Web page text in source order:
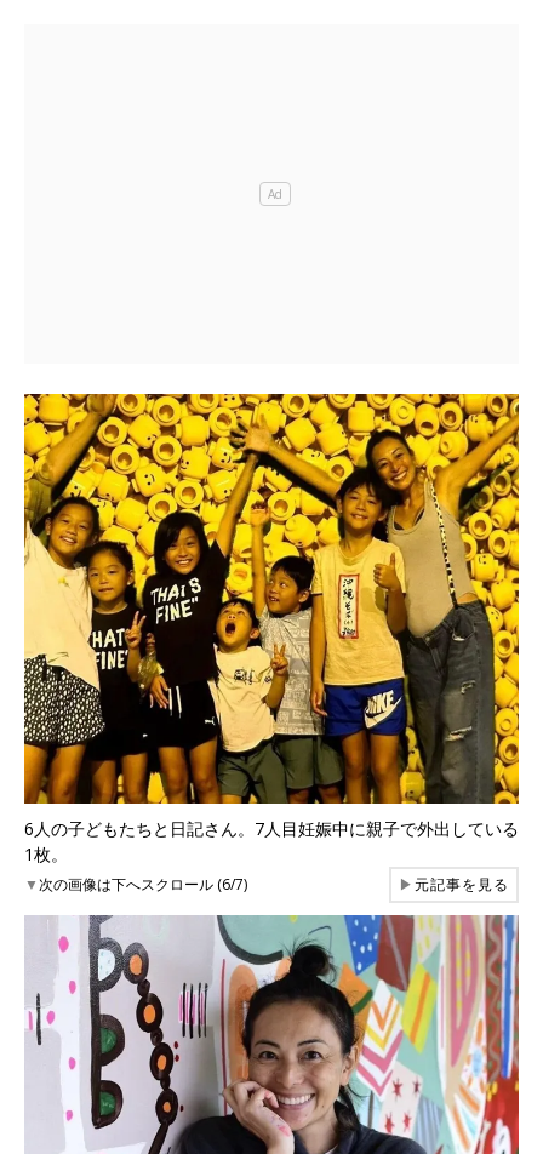
6人の子どもたちと日記さん。7人目妊娠中に親子で外出している
1枚。
▼次の画像は下へスクロール (6/7) ▶元記事を見る